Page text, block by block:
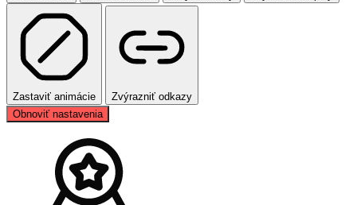
Zastaviť animácie
Zvýrazniť odkazy
Obnoviť nastavenia